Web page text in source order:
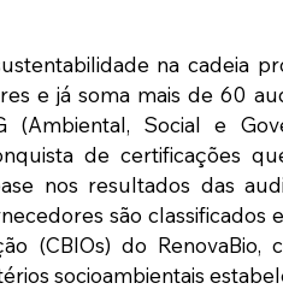
na cadeia
e já soma mais de 60
(Ambiental, Social e
de certificações
nos resultados das
são classificados
(CBIOs) do
socioambientais